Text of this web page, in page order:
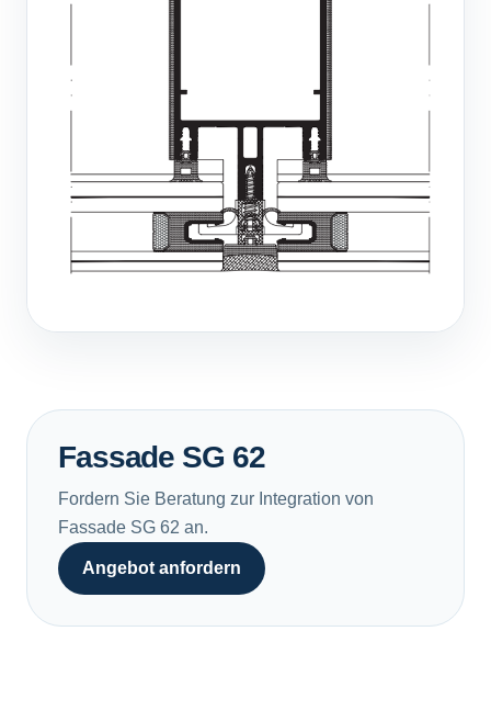
Fassade SG 62
Fordern Sie Beratung zur Integration von
Fassade SG 62 an.
Angebot anfordern